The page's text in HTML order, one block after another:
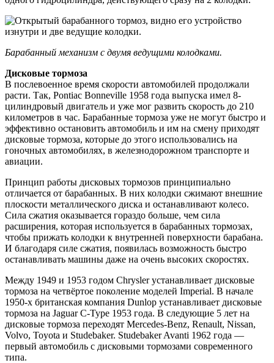
Барабанный механизм с двумя ведущими колодками.
Дисковые тормоза
В послевоенное время скорости автомобилей продолжали
расти. Так, Pontiac Bonneville 1958 года выпуска имел 8-
цилиндровый двигатель и уже мог развить скорость до 210
километров в час. Барабанные тормоза уже не могут быстро и
эффективно остановить автомобиль и им на смену приходят
дисковые тормоза, которые до этого использовались на
гоночных автомобилях, в железнодорожном транспорте и
авиации.
Принцип работы дисковых тормозов принципиально
отличается от барабанных. В них колодки сжимают внешние
плоскости металлического диска и останавливают колесо.
Сила сжатия оказывается гораздо больше, чем сила
расширения, которая используется в барабанных тормозах,
чтобы прижать колодки к внутренней поверхности барабана.
И благодаря силе сжатия, появилась возможность быстро
останавливать машины даже на очень высоких скоростях.
Между 1949 и 1953 годом Chrysler устанавливает дисковые
тормоза на четвёртое поколение моделей Imperial. В начале
1950-х британская компания Dunlop устанавливает дисковые
тормоза на Jaguar C-Type 1953 года. В следующие 5 лет на
дисковые тормоза переходят Mercedes-Benz, Renault, Nissan,
Volvo, Toyota и Studebaker. Studebaker Avanti 1962 года —
первый автомобиль с дисковыми тормозами современного
типа.